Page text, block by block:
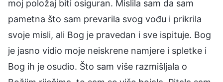
moj položaj biti osiguran. Mislila sam da sam
pametna što sam prevarila svog vođu i prikrila
svoje misli, ali Bog je pravedan i sve ispituje. Bog
je jasno vidio moje neiskrene namjere i spletke i
Bog ih je osudio. Što sam više razmišljala o